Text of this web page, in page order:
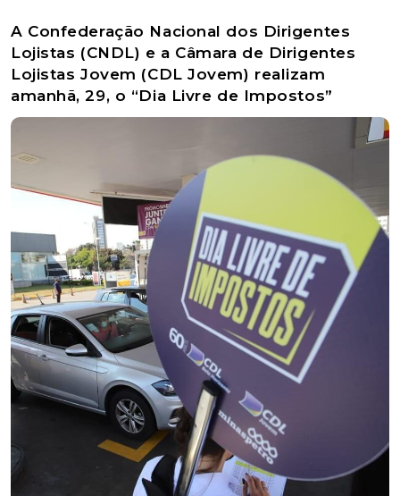
A Confederação Nacional dos Dirigentes
Lojistas (CNDL) e a Câmara de Dirigentes
Lojistas Jovem (CDL Jovem) realizam
amanhã, 29, o “Dia Livre de Impostos”